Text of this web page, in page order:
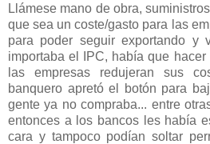
Llámese mano de obra,
que sea un coste/gasto para las
para poder seguir exportando y
importaba el IPC, había que
las empresas redujeran sus
banquero apretó el botón para
gente ya no compraba... entre
entonces a los bancos les había
cara y tampoco podían soltar